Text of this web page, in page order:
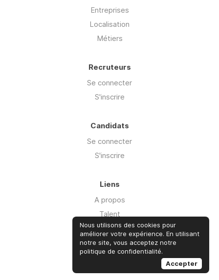
Entreprises
Localisation
Métiers
Recruteurs
Se connecter
S'inscrire
Candidats
Se connecter
S'inscrire
Liens
A propos
Talent
Offre Cyber'isk
Ressources
Advisory
Nous utilisons des cookies pour
améliorer votre expérience. En utilisant
notre site, vous acceptez notre
politique de confidentialité.
Accepter